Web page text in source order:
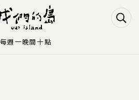
to Navigation
to Main content
每週一晚間十點